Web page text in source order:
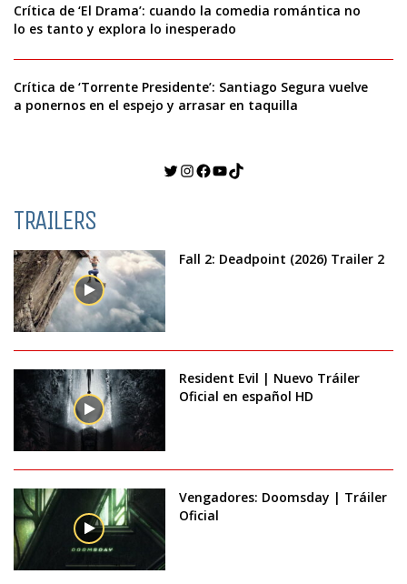
Crítica de ‘El Drama’: cuando la comedia romántica no
lo es tanto y explora lo inesperado
Crítica de ‘Torrente Presidente’: Santiago Segura vuelve
a ponernos en el espejo y arrasar en taquilla
Twitter
Instagram
Facebook
YouTube
TikTok
TRAILERS
Fall 2: Deadpoint (2026) Trailer 2
Resident Evil | Nuevo Tráiler
Oficial en español HD
Vengadores: Doomsday | Tráiler
Oficial